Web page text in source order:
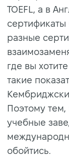
TOEFL, а в
сертификаты
разные
где вы
такие
Поэтому тем,
учебные
обойтись.